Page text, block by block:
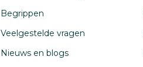
Begrippen
Veelgestelde vragen
Nieuws en blogs